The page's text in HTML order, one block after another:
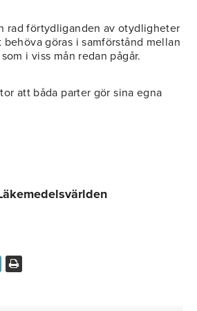
rad förtydliganden av otydligheter
göras i samförstånd mellan
i viss mån redan pågår.
att båda parter gör sina egna